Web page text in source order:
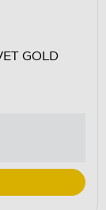
GOLD